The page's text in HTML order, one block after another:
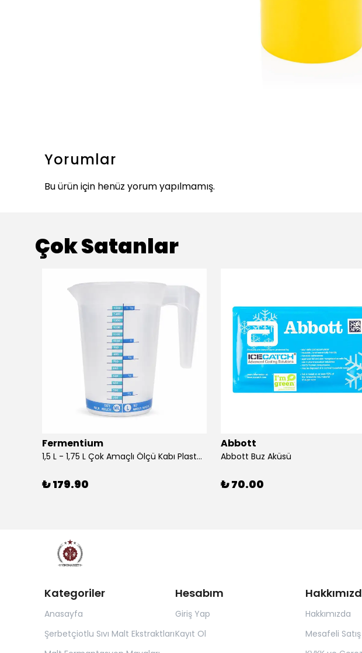
Yorumlar
Bu ürün için henüz yorum yapılmamış.
Çok Satanlar
Fermentium
1,5 L - 1,75 L Çok Amaçlı Ölçü Kabı PlastArt
₺ 179.90
Abbott
Abbott Buz Aküsü
₺ 70.00
Kategoriler
Anasayfa
Şerbetçiotlu Sıvı Malt Ekstraktları
Hesabım
Giriş Yap
Kayıt Ol
Hakkımızda
Mesafeli